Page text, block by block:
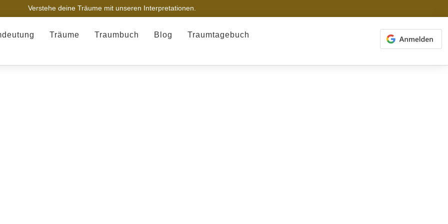
Verstehe deine Träume mit unseren Interpretationen.
Träume Traumbuch Blog Traumtagebuch